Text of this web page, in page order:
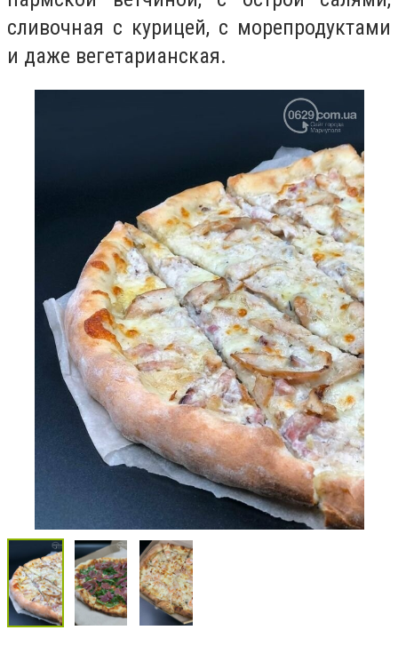
сливочная с курицей, с морепродуктами
и даже вегетарианская.